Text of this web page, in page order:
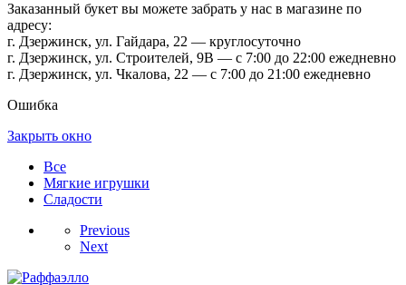
Заказанный букет вы можете забрать у нас в магазине по
адресу:
г. Дзержинск, ул. Гайдара, 22 — круглосуточно
г. Дзержинск, ул. Строителей, 9В — с 7:00 до 22:00 ежедневно
г. Дзержинск, ул. Чкалова, 22 — с 7:00 до 21:00 ежедневно
Ошибка
Закрыть окно
Все
Мягкие игрушки
Сладости
Previous
Next